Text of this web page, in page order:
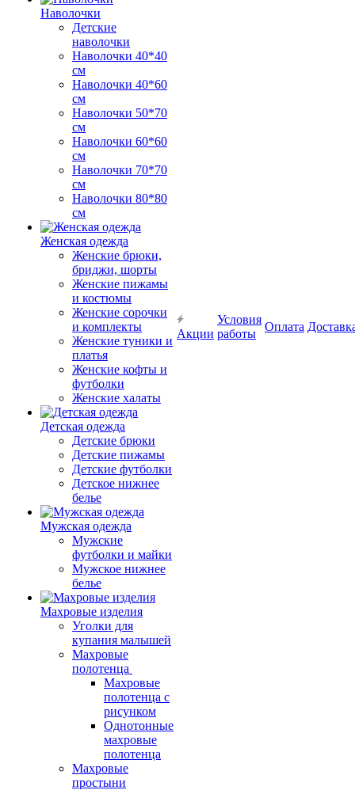
Наволочки
Детские
наволочки
Наволочки 40*40
см
Наволочки 40*60
см
Наволочки 50*70
см
Наволочки 60*60
см
Наволочки 70*70
см
Наволочки 80*80
см
Женская одежда
Женские брюки,
бриджи, шорты
Женские пижамы
и костюмы
Женские сорочки
и комплекты
Женские туники и
платья
Женские кофты и
футболки
Женские халаты
Детская одежда
Детские брюки
Детские пижамы
Детские футболки
Детское нижнее
белье
Мужская одежда
Мужские
футболки и майки
Мужское нижнее
белье
Махровые изделия
Уголки для
купания малышей
Махровые
полотенца
Махровые
полотенца с
рисунком
Однотонные
махровые
полотенца
Махровые
простыни
Акции
Условия
работы
Оплата